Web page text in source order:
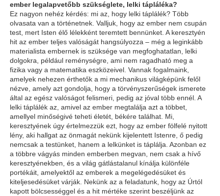
ember legalapvetőbb szükséglete, lelki tápláléka?
Ez nagyon nehéz kérdés: mi az, hogy lelki táplálék? Több
olvasata van a történetnek. Valljuk, hogy az ember nem csupán
test, mert Isten élő lélekként teremtett bennünket. A keresztyén
hit az ember teljes valóságát hangsúlyozza – még a leginkább
materialista embernek is szüksége van megfoghatatlan, lelki
dolgokra, például reménységre, ami nem ragadható meg a
fizika vagy a matematika eszközeivel. Vannak fogalmaink,
amelyek nehezen érthetők a mi mechanikus világképünk felől
nézve, amely azt gondolja, hogy a törvényszerűségek ismerete
által az egész valóságot felismeri, pedig az jóval több ennél. A
lelki táplálék az, amivel az ember megtalálja azt a többet,
amellyel minőségivé teheti életét, békére találhat. Mi,
keresztyének úgy értelmezzük ezt, hogy az ember fölfelé nyitott
lény, aki hallgat az önmagát nekünk kijelentett Istenre, ő pedig
nemcsak a testünket, hanem a lelkünket is táplálja. Azonban ez
a többre vágyás minden emberben megvan, nem csak a hívő
keresztyénekben, és a világ gátlástalanul kínálja különféle
portékáit, amelyektől az emberek a megelégedésüket és
kiteljesedésüket várják. Nekünk az a feladatunk, hogy az Úrtól
kapott bölcsességgel és a hit mértéke szerint beszéljünk az